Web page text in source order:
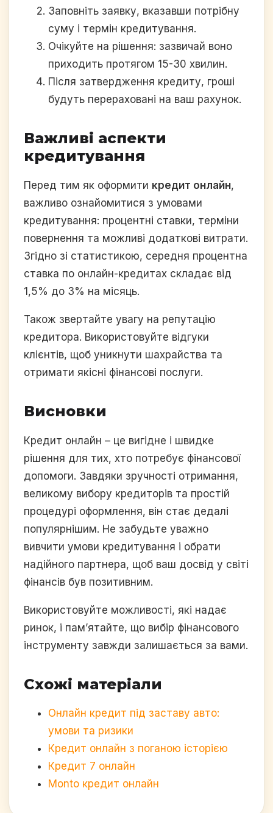
Заповніть заявку, вказавши потрібну
суму і термін кредитування.
Очікуйте на рішення: зазвичай воно
приходить протягом 15-30 хвилин.
Після затвердження кредиту, гроші
будуть перераховані на ваш рахунок.
Важливі аспекти
кредитування
Перед тим як оформити кредит онлайн,
важливо ознайомитися з умовами
кредитування: процентні ставки, терміни
повернення та можливі додаткові витрати.
Згідно зі статистикою, середня процентна
ставка по онлайн-кредитах складає від
1,5% до 3% на місяць.
Також звертайте увагу на репутацію
кредитора. Використовуйте відгуки
клієнтів, щоб уникнути шахрайства та
отримати якісні фінансові послуги.
Висновки
Кредит онлайн – це вигідне і швидке
рішення для тих, хто потребує фінансової
допомоги. Завдяки зручності отримання,
великому вибору кредиторів та простій
процедурі оформлення, він стає дедалі
популярнішим. Не забудьте уважно
вивчити умови кредитування і обрати
надійного партнера, щоб ваш досвід у світі
фінансів був позитивним.
Використовуйте можливості, які надає
ринок, і пам’ятайте, що вибір фінансового
інструменту завжди залишається за вами.
Схожі матеріали
Онлайн кредит під заставу авто:
умови та ризики
Кредит онлайн з поганою історією
Кредит 7 онлайн
Monto кредит онлайн